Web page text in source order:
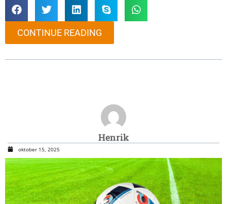
CONTINUE READING
Henrik
oktober 15, 2025